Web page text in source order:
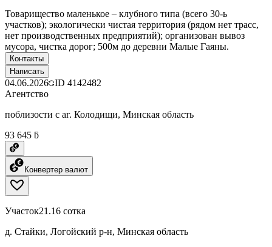
Товарищество маленькое – клубного типа (всего 30-ь
участков); экологически чистая территория (рядом нет трасс,
нет производственных предприятий); организован вывоз
мусора, чистка дорог; 500м до деревни Малые Гаяны.
Контакты
Написать
04.06.2026 ID 4142482
Агентство
поблизости с аг. Колодищи, Минская область
93 645 ƃ
Конвертер валют
Участок21.16 сотка
д. Стайки, Логойский р-н, Минская область